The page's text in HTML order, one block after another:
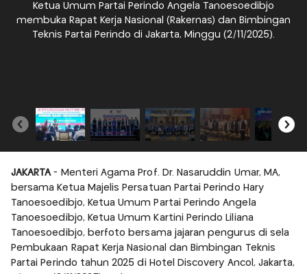
Ketua Umum Partai Perindo Angela Tanoesoedibjo
membuka Rapat Kerja Nasional (Rakernas) dan Bimbingan
Teknis Partai Perindo di Jakarta, Minggu (2/11/2025).
JAKARTA - Menteri Agama Prof. Dr. Nasaruddin Umar, MA,
bersama Ketua Majelis Persatuan Partai Perindo Hary
Tanoesoedibjo, Ketua Umum Partai Perindo Angela
Tanoesoedibjo, Ketua Umum Kartini Perindo Liliana
Tanoesoedibjo, berfoto bersama jajaran pengurus di sela
Pembukaan Rapat Kerja Nasional dan Bimbingan Teknis
Partai Perindo tahun 2025 di Hotel Discovery Ancol, Jakarta,